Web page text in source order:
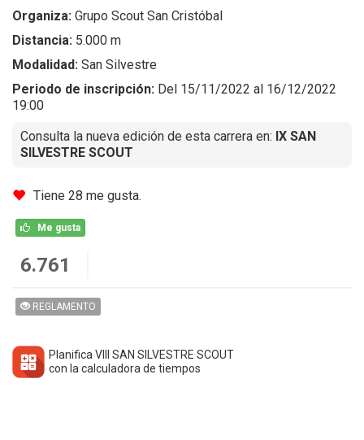
Organiza: Grupo Scout San Cristóbal
Distancia: 5.000 m
Modalidad: San Silvestre
Periodo de inscripción: Del 15/11/2022 al 16/12/2022
19:00
Consulta la nueva edición de esta carrera en: IX SAN
SILVESTRE SCOUT
Tiene 28 me gusta.
Me gusta
6.761
REGLAMENTO
Planifica VIII SAN SILVESTRE SCOUT
con la calculadora de tiempos